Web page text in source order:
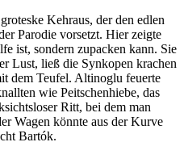
Kehraus, der den edlen
Parodie vorsetzt. Hier zeigte
ist, sondern zupacken kann. Sie
Lust, ließ die Synkopen krachen
dem Teufel. Altinoglu feuerte
wie Peitschenhiebe, das
Ritt, bei dem man
Wagen könnte aus der Kurve
Bartók.